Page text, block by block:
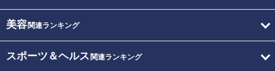
美容関連ランキング
スポーツ＆ヘルス 関連ランキング